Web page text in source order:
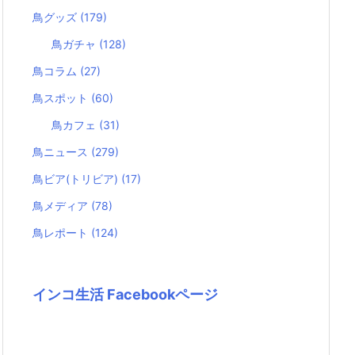
鳥グッズ (179)
鳥ガチャ (128)
鳥コラム (27)
鳥スポット (60)
鳥カフェ (31)
鳥ニュース (279)
鳥ビア(トリビア) (17)
鳥メディア (78)
鳥レポート (124)
インコ生活 Facebookページ